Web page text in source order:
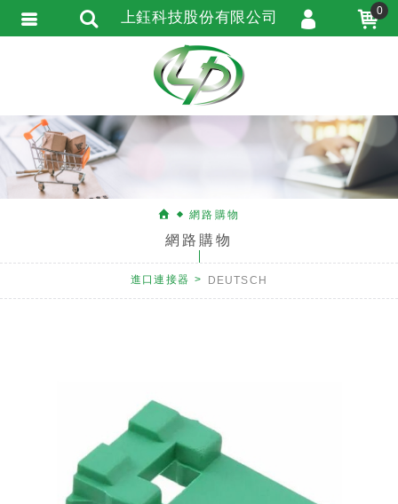
網路購物
網路購物
進口連接器 DEUTSCH
上鈺科技股份有限公司 0
會員登入
會員註冊
忘記密碼